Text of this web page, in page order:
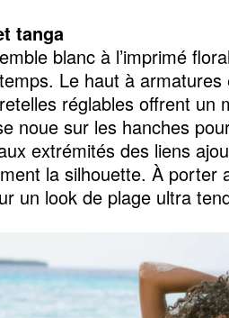
tanga
blanc à l’imprimé
Le haut à armatures
réglables offrent un
noue sur les hanches
extrémités des liens
la silhouette. À porter
un look de plage ultra